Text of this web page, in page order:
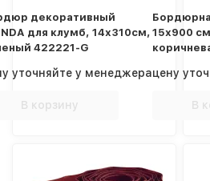
декоративный
для клумб, 14х310см,
422221-G
уточняйте у менеджера
В корзину
15х900
цену
В